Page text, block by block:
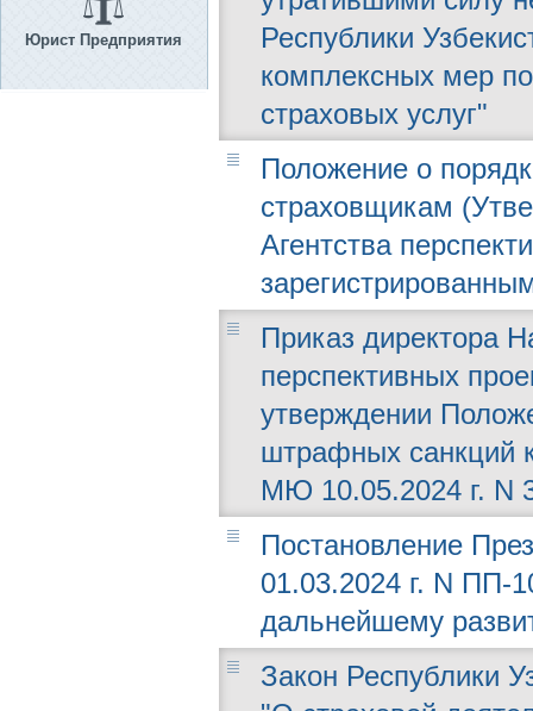
Юрист Предприятия
Республики
комплексных мер
страховых услуг"
Положение о
страховщикам
Агентства
Приказ директора
перспективных
утверждении
штрафных санкций
МЮ 10.05.2024 г. N
Постановление
01.03.2024 г. N ПП-
дальнейшему
Закон Республики